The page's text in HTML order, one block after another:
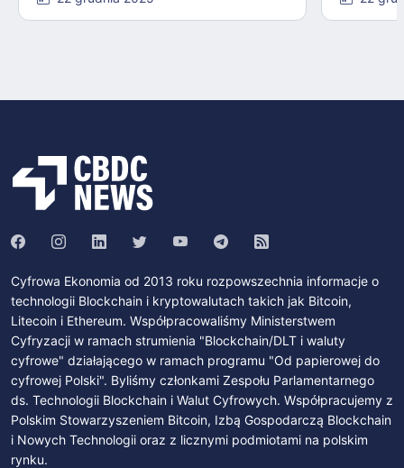
Cyfrowa Ekonomia od 2013 roku rozpowszechnia informacje o
technologii Blockchain i kryptowalutach takich jak Bitcoin,
Litecoin i Ethereum. Współpracowaliśmy Ministerstwem
Cyfryzacji w ramach strumienia "Blockchain/DLT i waluty
cyfrowe" działającego w ramach programu "Od papierowej do
cyfrowej Polski". Byliśmy członkami Zespołu Parlamentarnego
ds. Technologii Blockchain i Walut Cyfrowych. Współpracujemy z
Polskim Stowarzyszeniem Bitcoin, Izbą Gospodarczą Blockchain
i Nowych Technologii oraz z licznymi podmiotami na polskim
rynku.